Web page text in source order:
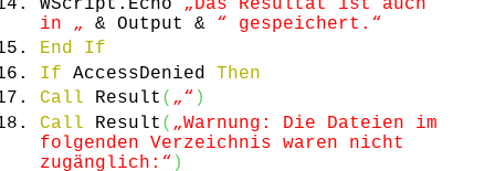
WScript. Echo
„Das Resultat ist auch
in „
& Output & “ gespeichert.“
End
If
If AccessDenied Then
Call Result ( „“ )
Call Result ( „Warnung: Die Dateien im
folgenden Verzeichnis waren nicht
zugänglich:“ )